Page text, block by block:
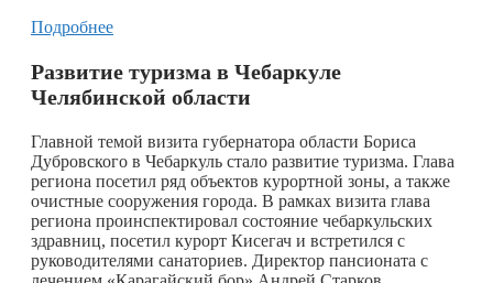
Подробнее
Развитие туризма в Чебаркуле
Челябинской области
Главной темой визита губернатора области Бориса
Дубровского в Чебаркуль стало развитие туризма. Глава
региона посетил ряд объектов курортной зоны, а также
очистные сооружения города. В рамках визита глава
региона проинспектировал состояние чебаркульских
здравниц, посетил курорт Кисегач и встретился с
руководителями санаториев. Директор пансионата с